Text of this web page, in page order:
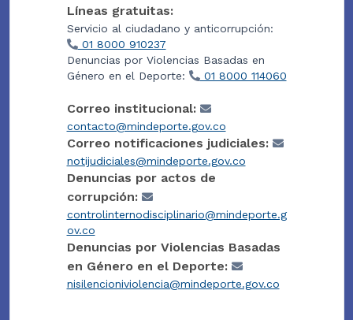
Líneas gratuitas:
Servicio al ciudadano y anticorrupción:
01 8000 910237
Denuncias por Violencias Basadas en
Género en el Deporte:
01 8000 114060
Correo institucional:
contacto@mindeporte.gov.co
Correo notificaciones judiciales:
notijudiciales@mindeporte.gov.co
Denuncias por actos de
corrupción:
controlinternodisciplinario@mindeporte.g
ov.co
Denuncias por Violencias Basadas
en Género en el Deporte:
nisilencioniviolencia@mindeporte.gov.co